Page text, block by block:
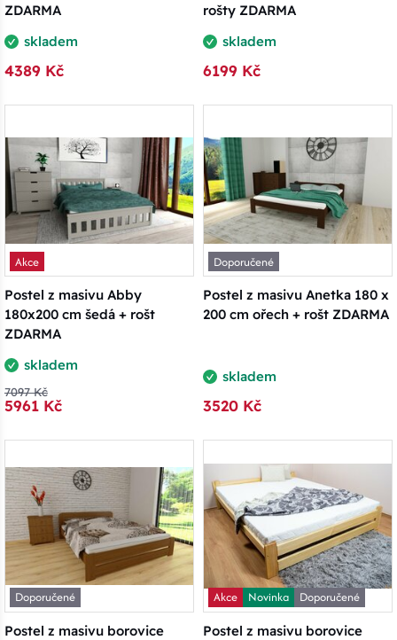
ZDARMA
skladem
4389 Kč
rošty ZDARMA
skladem
6199 Kč
Akce
Postel z masivu Abby
180x200 cm šedá + rošt
ZDARMA
skladem
7097 Kč
5961 Kč
Doporučené
Postel z masivu Anetka 180 x
200 cm ořech + rošt ZDARMA
skladem
3520 Kč
Doporučené
Postel z masivu borovice
Akce Novinka
Doporučené
Postel z masivu borovice